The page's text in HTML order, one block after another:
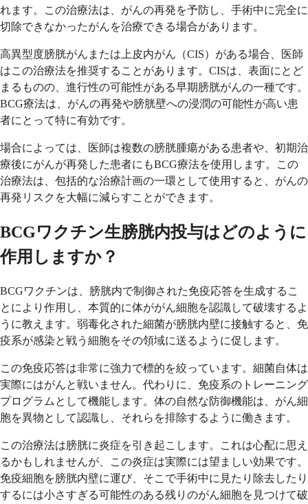
れます。この治療法は、がんの再発を予防し、手術中に完全に
切除できなかったがんを治療できる場合があります。
高異型度膀胱がんまたは上皮内がん（CIS）がある場合、医師
はこの治療法を推奨することがあります。CISは、表面にとど
まるものの、進行性の可能性がある早期膀胱がんの一種です。
BCG療法は、がんの再発や膀胱壁への浸潤の可能性が高い患
者にとって特に有効です。
場合によっては、医師は複数の膀胱腫瘍がある患者や、初期治
療後にがんが再発した患者にもBCG療法を使用します。この
治療法は、包括的な治療計画の一環として使用すると、がんの
再発リスクを大幅に減らすことができます。
BCGワクチン生膀胱内投与はどのように
作用しますか？
BCGワクチンは、膀胱内で制御された免疫応答を生成するこ
とにより作用し、本質的に体ががん細胞を認識して破壊するよ
うに教えます。弱毒化された細菌が膀胱内壁に接触すると、免
疫系が感染と戦う細胞をその領域に送るように促します。
この免疫応答は非常に強力で標的を絞っています。細菌自体は
実際にはがんと戦いません。代わりに、免疫系のトレーニング
プログラムとして機能します。体の自然な防御機能は、がん細
胞を異物として認識し、それらを排除するように働きます。
この治療法は膀胱に炎症を引き起こします。これは心配に思え
るかもしれませんが、この炎症は実際には望ましい効果です。
免疫細胞を膀胱内壁に運び、そこで手術中に見たり除去したり
するには小さすぎる可能性のある残りのがん細胞を見つけて破